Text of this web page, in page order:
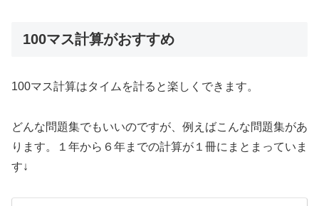
100マス計算がおすすめ
100マス計算はタイムを計ると楽しくできます。
どんな問題集でもいいのですが、例えばこんな問題集があ
ります。１年から６年までの計算が１冊にまとまっていま
す↓